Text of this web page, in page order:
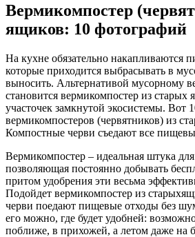
Вермикомпостер
ящиков: 10 фотографий
На кухне обязательно накапливаются
которые приходится выбрасывать в
выносить. Альтернативой мусорному
становится вермикомпостер из старых
участочек замкнутой экосистемы. Вот
вермикомпостеров (червятников) из
Компостные черви съедают все
Вермикомпостер – идеальная штука
позволяющая постоянно добывать
притом удобрения эти весьма
Подойдет вермикомпостер из
черви поедают пищевые отходы без
его можно, где будет удобней:
поближе, в прихожей, а летом даже на